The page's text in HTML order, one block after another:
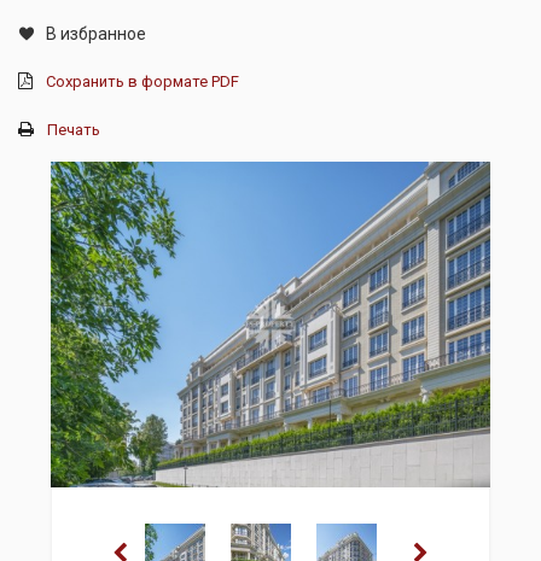
В избранное
Сохранить в формате PDF
Печать